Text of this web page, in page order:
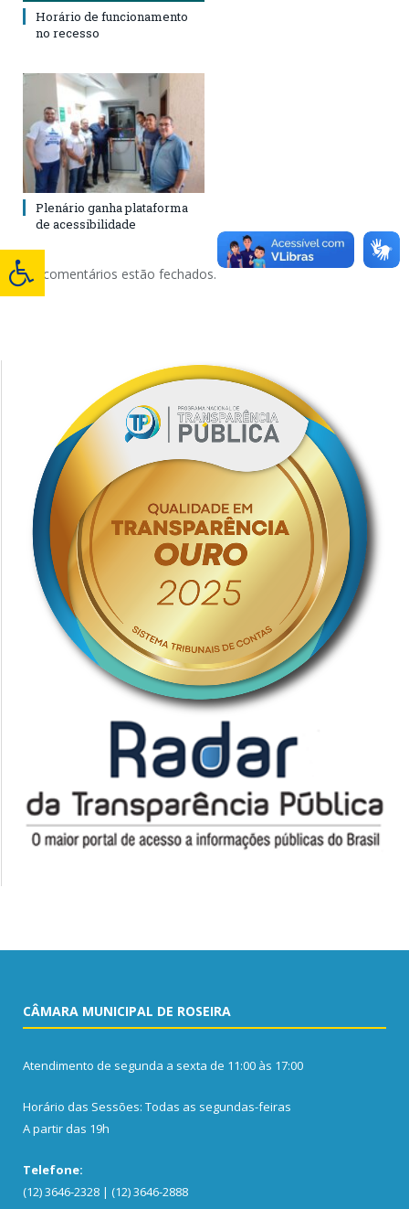
Horário de funcionamento
no recesso
Plenário ganha plataforma
de acessibilidade
Os comentários estão fechados.
CÂMARA MUNICIPAL DE ROSEIRA
Atendimento de segunda a sexta de 11:00 às 17:00
Horário das Sessões: Todas as segundas-feiras
A partir das 19h
Telefone:
(12) 3646-2328 | (12) 3646-2888